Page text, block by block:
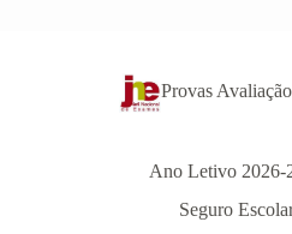
Provas
Ano Letivo 2026-
Seguro